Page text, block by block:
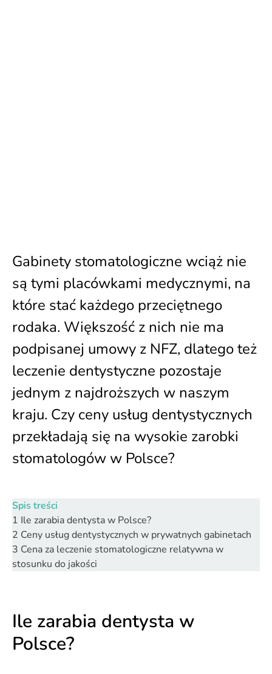
Gabinety stomatologiczne wciąż nie
są tymi placówkami medycznymi, na
które stać każdego przeciętnego
rodaka. Większość z nich nie ma
podpisanej umowy z NFZ, dlatego też
leczenie dentystyczne pozostaje
jednym z najdroższych w naszym
kraju. Czy ceny usług dentystycznych
przekładają się na wysokie zarobki
stomatologów w Polsce?
Spis treści
1 Ile zarabia dentysta w Polsce?
2 Ceny usług dentystycznych w prywatnych gabinetach
3 Cena za leczenie stomatologiczne relatywna w
stosunku do jakości
Ile zarabia dentysta w
Polsce?